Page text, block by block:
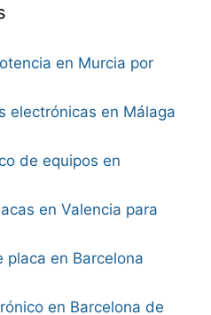
en Murcia por
electrónicas en Málaga
de equipos en
en Valencia para
placa en Barcelona
en Barcelona de